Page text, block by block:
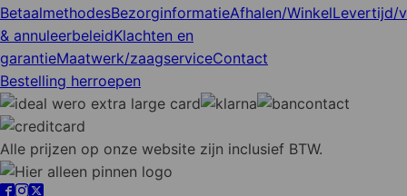
BetaalmethodesBezorginformatieAfhalen/WinkelLevertijd/
& annuleerbeleidKlachten en
garantieMaatwerk/zaagserviceContact
Bestelling herroepen
Alle prijzen op onze website zijn inclusief BTW.